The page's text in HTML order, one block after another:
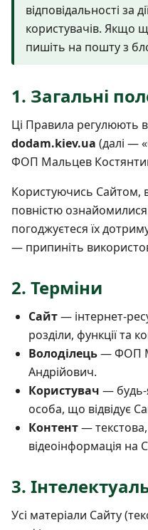
відповідальності за
користувачів. Якщо
пишіть на пошту з
1. Загальні
Ці Правила регулюють
dodam.kiev.ua (далі —
ФОП Мальцев
Користуючись Сайтом,
повністю
погоджуєтеся їх
— припиніть
2. Терміни
Сайт— інтернет-
розділи, функції та
Володілець— ФОП
Андрійович.
Користувач — будь-
особа, що відвідує
Контент— текстова,
відеоінформація на
3.
Усі матеріали Сайту